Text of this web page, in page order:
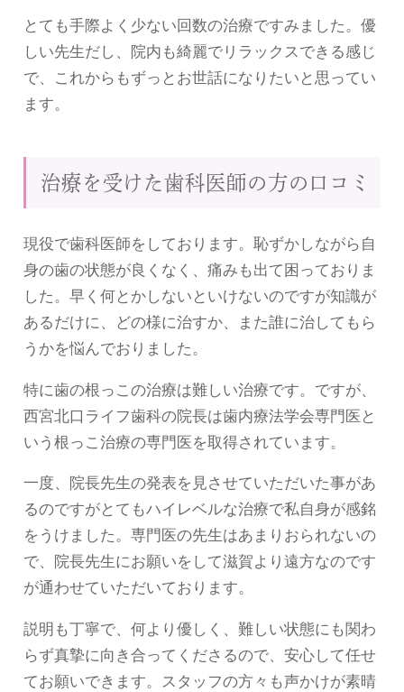
とても手際よく少ない回数の治療ですみました。優
しい先生だし、院内も綺麗でリラックスできる感じ
で、これからもずっとお世話になりたいと思ってい
ます。
治療を受けた歯科医師の方の口コミ
現役で歯科医師をしております。恥ずかしながら自
身の歯の状態が良くなく、痛みも出て困っておりま
した。早く何とかしないといけないのですが知識が
あるだけに、どの様に治すか、また誰に治してもら
うかを悩んでおりました。
特に歯の根っこの治療は難しい治療です。ですが、
西宮北口ライフ歯科の院長は歯内療法学会専門医と
いう根っこ治療の専門医を取得されています。
一度、院長先生の発表を見させていただいた事があ
るのですがとてもハイレベルな治療で私自身が感銘
をうけました。専門医の先生はあまりおられないの
で、院長先生にお願いをして滋賀より遠方なのです
が通わせていただいております。
説明も丁寧で、何より優しく、難しい状態にも関わ
らず真摯に向き合ってくださるので、安心して任せ
てお願いできます。スタッフの方々も声かけが素晴